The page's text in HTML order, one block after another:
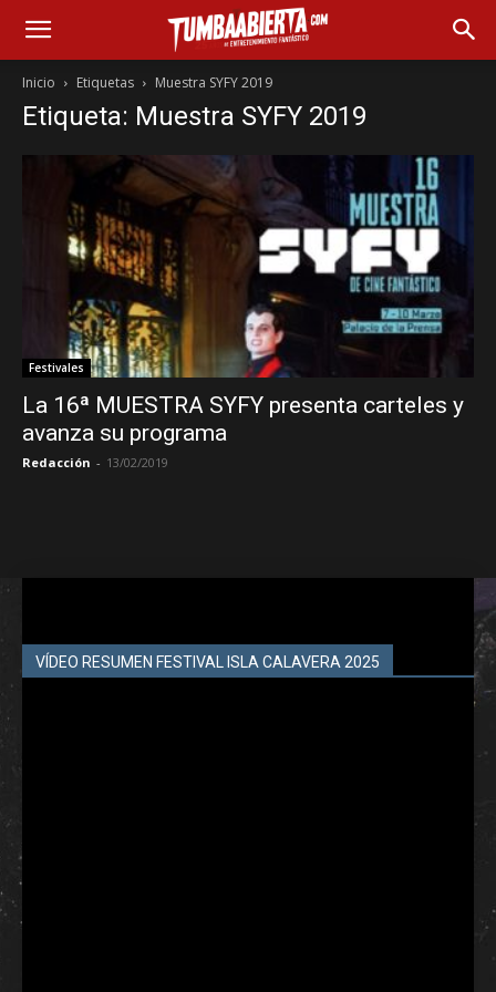
Inicio Etiquetas Muestra SYFY 2019
Etiqueta: Muestra SYFY 2019
Festivales
La 16ª MUESTRA SYFY presenta carteles y
avanza su programa
Redacción - 13/02/2019
VÍDEO RESUMEN FESTIVAL ISLA CALAVERA 2025